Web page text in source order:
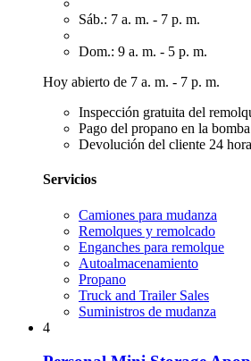
Sáb.: 7 a. m. - 7 p. m.
Dom.: 9 a. m. - 5 p. m.
Hoy abierto de 7 a. m. - 7 p. m.
Inspección gratuita del
Pago del propano en la bomba
Devolución del cliente 24
Servicios
Camiones para mudanza
Remolques y remolcado
Enganches para remolque
Autoalmacenamiento
Propano
Truck and Trailer Sales
Suministros de mudanza
4